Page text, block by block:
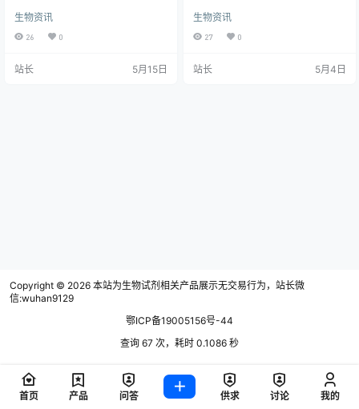
BiohubChicago！
仪，已正式完成装机并落户于美国C
han Zuckerberg Biohub Chicag
革命性的成像新利器。
生物资讯
26 0
站长 5月15日
融合，在北京市人力资源和社会保
障局和中关村东升科技园的支持
作。 全式金以严谨的研发服务、规
生物资讯
27 0
站长 5月4日
Copyright © 2026 本站为生物试剂相关产品展示无交易行为，站长微
信:wuhan9129
鄂ICP备19005156号-44
查询 67 次，耗时 0.1086 秒
首页 产品 问答 供求 讨论 我的